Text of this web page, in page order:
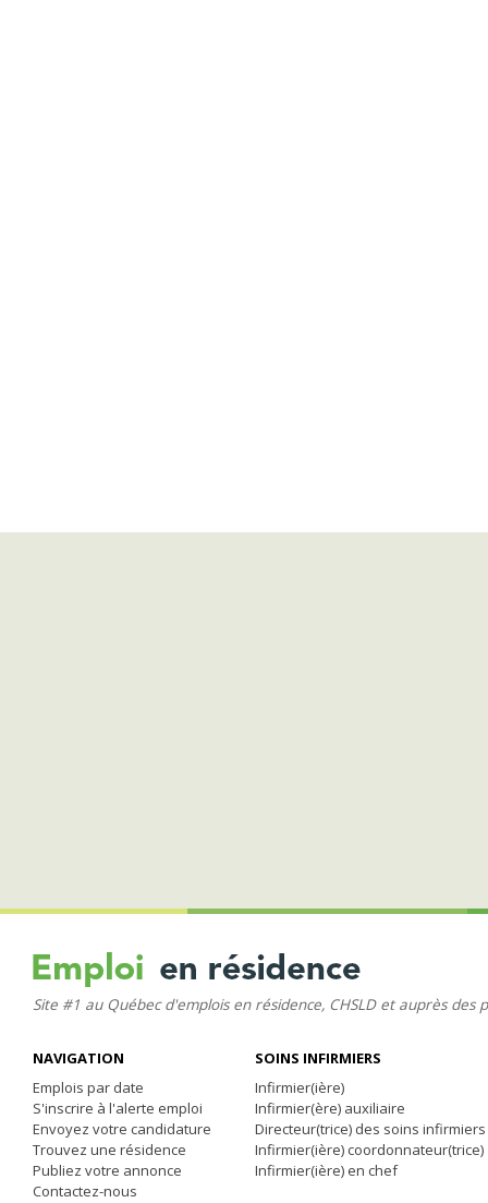
Site #1 au Québec d'emplois en résidence, CHSLD et auprès des
NAVIGATION
Emplois par date
S'inscrire à l'alerte emploi
Envoyez votre candidature
Trouvez une résidence
Publiez votre annonce
Contactez-nous
SOINS INFIRMIERS
Infirmier(ière)
Infirmier(ère) auxiliaire
Directeur(trice) des soins infirmiers
Infirmier(ière) coordonnateur(trice)
Infirmier(ière) en chef